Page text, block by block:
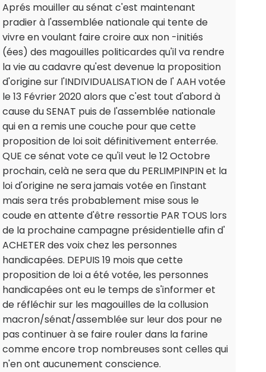
Aprés mouiller au sénat c'est maintenant
pradier à l'assemblée nationale qui tente de
vivre en voulant faire croire aux non -initiés
(ées) des magouilles politicardes qu'il va rendre
la vie au cadavre qu'est devenue la proposition
d'origine sur l'INDIVIDUALISATION de l' AAH votée
le 13 Février 2020 alors que c'est tout d'abord à
cause du SENAT puis de l'assemblée nationale
qui en a remis une couche pour que cette
proposition de loi soit définitivement enterrée.
QUE ce sénat vote ce qu'il veut le 12 Octobre
prochain, celà ne sera que du PERLIMPINPIN et la
loi d'origine ne sera jamais votée en l'instant
mais sera trés probablement mise sous le
coude en attente d'être ressortie PAR TOUS lors
de la prochaine campagne présidentielle afin d'
ACHETER des voix chez les personnes
handicapées. DEPUIS 19 mois que cette
proposition de loi a été votée, les personnes
handicapées ont eu le temps de s'informer et
de réfléchir sur les magouilles de la collusion
macron/sénat/assemblée sur leur dos pour ne
pas continuer à se faire rouler dans la farine
comme encore trop nombreuses sont celles qui
n'en ont aucunement conscience.